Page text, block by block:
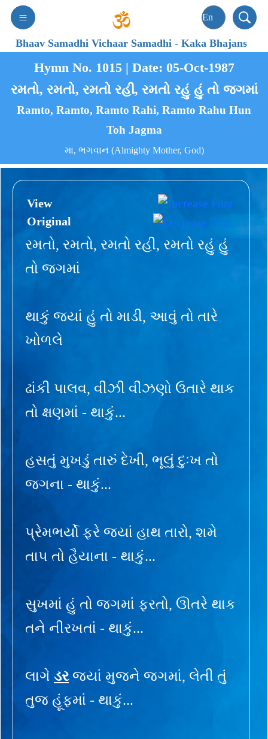
Bhaav Samadhi Vichaar Samadhi-Kaka Bhajans
Hymn No. 1015 | Date: 05-Oct-1987
રમતો, રમતો, રમતો રહી, રમતો રહું હું તો જગમાં
Ramto, Ramto, Ramto Rahi, Ramto Rahu Hun
Toh Jagma
મા, ભગવાન (Almighty Mother, God)
View
Original
રમતો, રમતો, રમતો રહી, રમતો રહું હું
તો જગમાં
થાકું જ્યાં હું તો માડી, આવું તો તારે
ખોળલે
ઢાંકી પાલવ, વીંઝી વીંઝણો ઉતારે થાક
તો ક્ષણમાં - થાકું...
હસતું મુખડું તારું દેખી, ભૂલું દુઃખ તો
જગના - થાકું...
પ્રેમભર્યો ફરે જ્યાં હાથ તારો, શમે
તાપ તો હૈયાના - થાકું...
સુખમાં હું તો જગમાં ફરતો, ઊતરે થાક
તને નીરખતાં - થાકું...
લાગે ડરજ્યાં મુજને જગમાં, લેતી તું
તુજ હૂંફમાં - થાકું...